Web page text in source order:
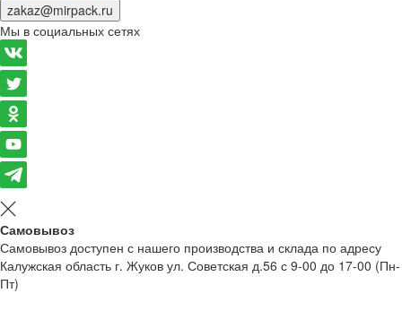
zakaz@mirpack.ru
Мы в социальных сетях
Самовывоз
Самовывоз доступен с нашего производства и склада по адресу
Калужская область г. Жуков ул. Советская д.56 с 9-00 до 17-00 (Пн-
Пт)